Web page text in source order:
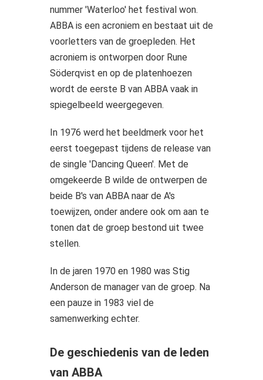
nummer 'Waterloo' het festival won.
ABBA is een acroniem en bestaat uit de
voorletters van de groepleden. Het
acroniem is ontworpen door Rune
Söderqvist en op de platenhoezen
wordt de eerste B van ABBA vaak in
spiegelbeeld weergegeven.
In 1976 werd het beeldmerk voor het
eerst toegepast tijdens de release van
de single 'Dancing Queen'. Met de
omgekeerde B wilde de ontwerpen de
beide B's van ABBA naar de A's
toewijzen, onder andere ook om aan te
tonen dat de groep bestond uit twee
stellen.
In de jaren 1970 en 1980 was Stig
Anderson de manager van de groep. Na
een pauze in 1983 viel de
samenwerking echter.
De geschiedenis van de leden
van ABBA